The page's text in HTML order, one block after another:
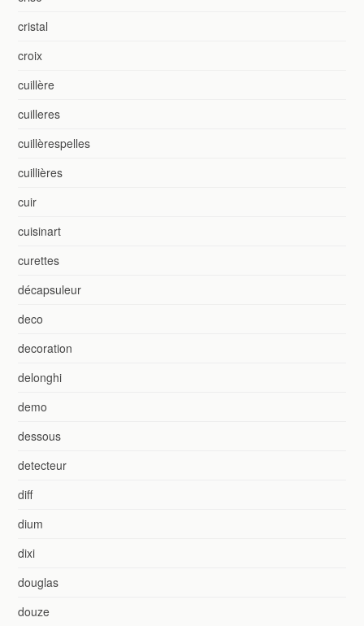
cristal
croix
cuillère
cuilleres
cuillèrespelles
cuillières
cuir
cuisinart
curettes
décapsuleur
deco
decoration
delonghi
demo
dessous
detecteur
diff
dium
dixi
douglas
douze